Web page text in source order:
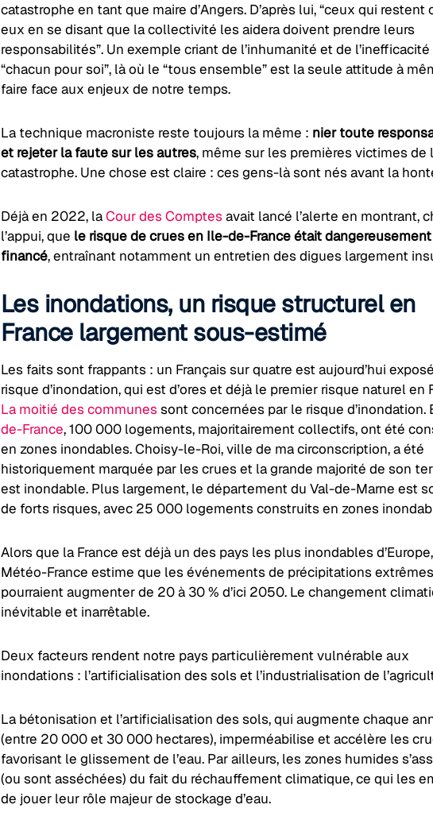
catastrophe en tant que maire d’Angers. D’après lui, “ceux qui restent
eux en se disant que la collectivité les aidera doivent prendre leurs
responsabilités”. Un exemple criant de l’inhumanité et de l’inefficacité
“chacun pour soi”, là où le “tous ensemble” est la seule attitude à
faire face aux enjeux de notre temps.
La technique macroniste reste toujours la même : nier toute
et rejeter la faute sur les autres, même sur les premières victimes de
catastrophe. Une chose est claire : ces gens-là sont nés avant la
Déjà en 2022, laCour des Comptesavait lancé l’alerte en montrant,
l’appui, que le risque de crues en Ile-de-France était
financé, entraînant notamment un entretien des digues largement
Les inondations, un risque structurel en
France largement sous-estimé
Les faits sont frappants : un Français sur quatre est aujourd’hui
risque d’inondation, qui est d’ores et déjà le premier risque naturel en
La moitié des communessont concernées par le risque d’inondation.
de-France, 100 000 logements, majoritairement collectifs, ont été
en zones inondables. Choisy-le-Roi, ville de ma circonscription, a été
historiquement marquée par les crues et la grande majorité de son
est inondable. Plus largement, le département du Val-de-Marne est
de forts risques, avec 25 000 logements construits en zones
Alors que la France est déjà un des pays les plus inondables d’Europe,
Météo-France estime que les événements de précipitations extrêmes
pourraient augmenter de 20 à 30 % d’ici 2050. Le changement
inévitable et inarrêtable.
Deux facteurs rendent notre pays particulièrement vulnérable aux
inondations : l’artificialisation des sols et l’industrialisation de
La bétonisation et l’artificialisation des sols, qui augmente chaque
(entre 20 000 et 30 000 hectares), imperméabilise et accélère les
favorisant le glissement de l’eau. Par ailleurs, les zones humides
(ou sont asséchées) du fait du réchauffement climatique, ce qui les
de jouer leur rôle majeur de stockage d’eau.